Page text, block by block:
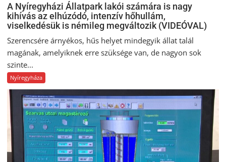
A Nyíregyházi Állatpark lakói számára is nagy
kihívás az elhúzódó, intenzív hőhullám,
viselkedésük is némileg megváltozik (VIDEÓVAL)
Szerencsére árnyékos, hűs helyet mindegyik állat talál
magának, amelyiknek erre szüksége van, de nagyon sok
szinte...
Nyíregyháza